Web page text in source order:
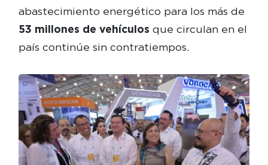
abastecimiento energético para los más de
53 millones de vehículos que circulan en el
país continúe sin contratiempos.